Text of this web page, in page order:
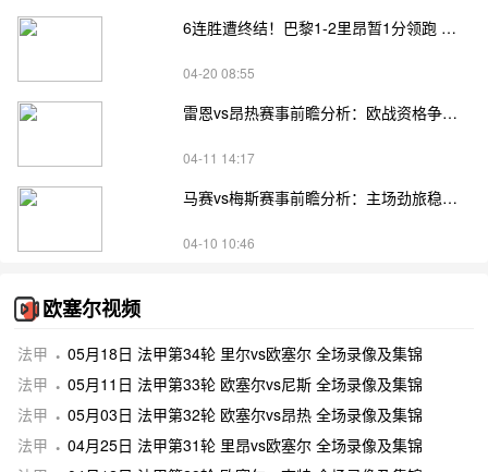
6连胜遭终结！巴黎1-2里昂暂1分领跑 恩德里克传射G·拉莫斯失点
04-20 08:55
雷恩vs昂热赛事前瞻分析：欧战资格争夺战打响，主场劲旅对决客场弱旅
04-11 14:17
马赛vs梅斯赛事前瞻分析：主场劲旅稳扎稳打，保级弱旅绝境拼平
04-10 10:46
欧塞尔视频
法甲
05月18日 法甲第34轮 里尔vs欧塞尔 全场录像及集锦
法甲
05月11日 法甲第33轮 欧塞尔vs尼斯 全场录像及集锦
法甲
05月03日 法甲第32轮 欧塞尔vs昂热 全场录像及集锦
法甲
04月25日 法甲第31轮 里昂vs欧塞尔 全场录像及集锦